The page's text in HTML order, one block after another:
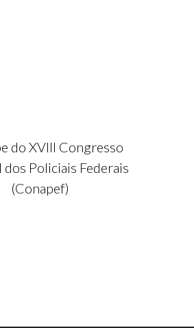
do XVIII Congresso
dos Policiais Federais
(Conapef)